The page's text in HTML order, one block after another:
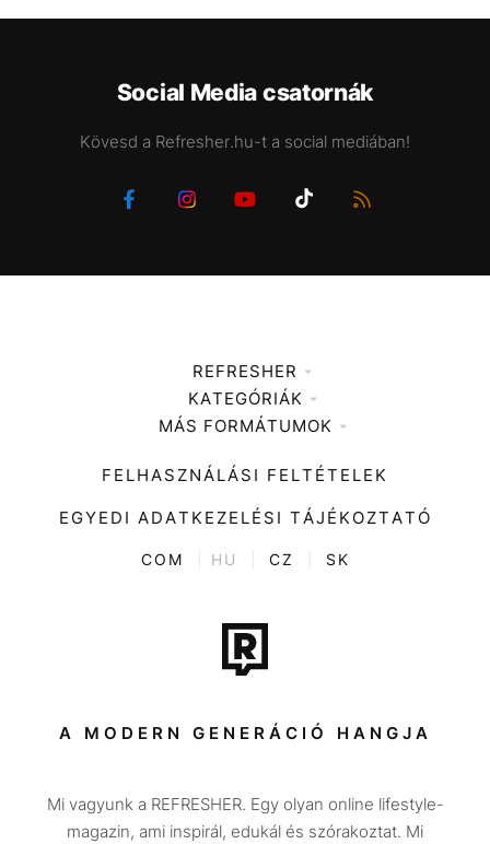
Social Media csatornák
Kövesd a Refresher.hu-t a social mediában!
REFRESHER
Médiaajánlat
KATEGÓRIÁK
Zene
Divat
Kultúra
ENTR
Tech-Tudomány
Sport
Társadalom
Utazás
MÁS FORMÁTUMOK
FELHASZNÁLÁSI FELTÉTELEK
EGYEDI ADATKEZELÉSI TÁJÉKOZTATÓ
COM HU CZ SK
A MODERN GENERÁCIÓ HANGJA
Mi vagyunk a REFRESHER. Egy olyan online lifestyle-
magazin, ami inspirál, edukál és szórakoztat. Mi